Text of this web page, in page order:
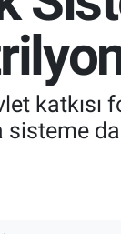
sisteme